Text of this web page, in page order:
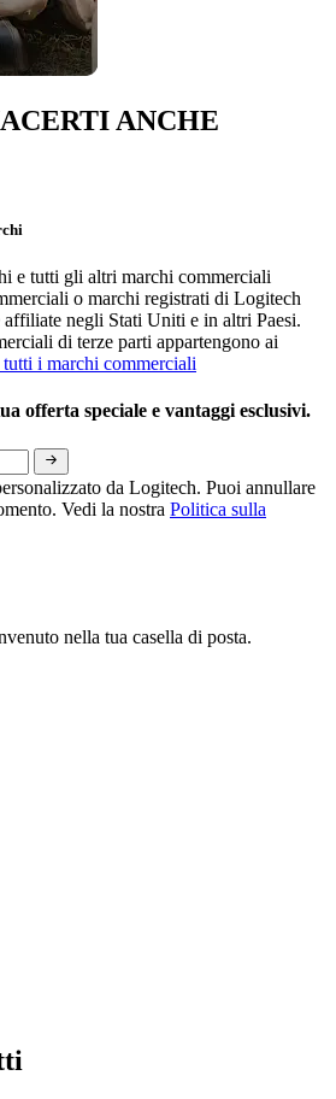
ANCHE
e tutti gli altri marchi commerciali
o marchi registrati di Logitech
negli Stati Uniti e in altri Paesi.
di terze parti appartengono ai
i marchi commerciali
offerta speciale e vantaggi esclusivi.
da Logitech. Puoi annullare
Vedi la nostra Politica sulla
nella tua casella di posta.